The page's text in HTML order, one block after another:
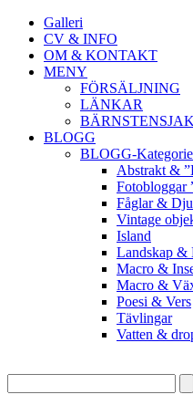
Galleri
CV & INFO
OM & KONTAKT
MENY
FÖRSÄLJNING
LÄNKAR
BLOGG
BLOGG-
Abstrakt &
Fotobloggar
Fåglar &
Vintage
Island
Landskap &
Macro &
Macro &
Poesi & Vers
Tävlingar
Vatten &